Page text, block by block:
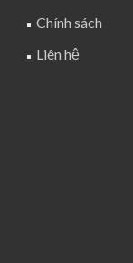
Chính sách
Liên hệ